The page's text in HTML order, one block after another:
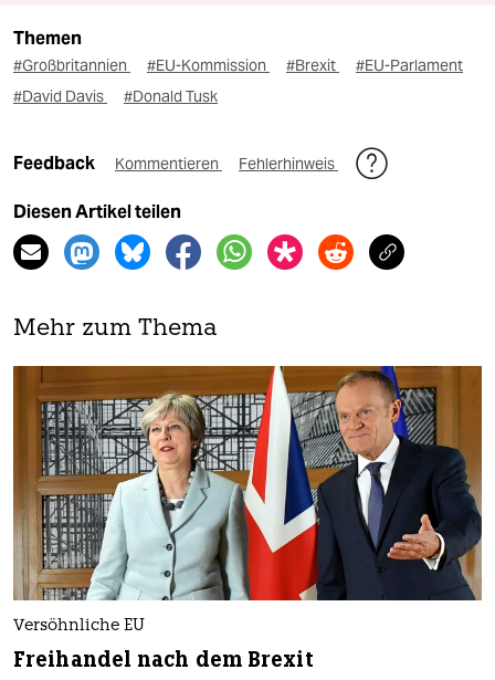
Themen
#Großbritannien #EU-Kommission #Brexit
#EU-Parlament
#David Davis
#Donald Tusk
Feedback Kommentieren Fehlerhinweis
Diesen Artikel teilen
Mehr zum Thema
Versöhnliche EU
Freihandel nach dem Brexit